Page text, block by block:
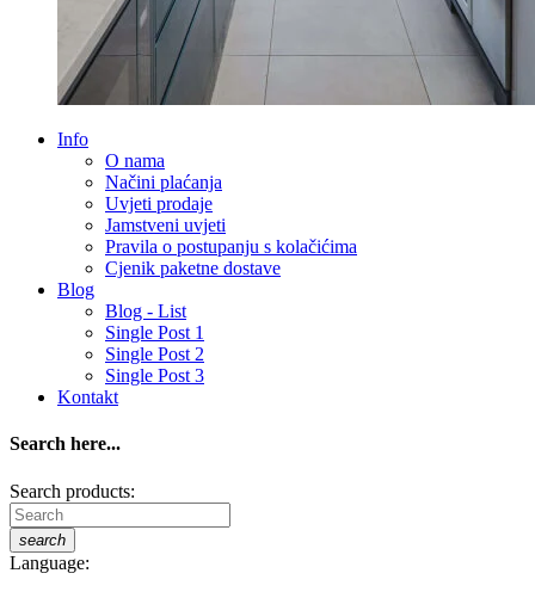
Info
O nama
Načini plaćanja
Uvjeti prodaje
Jamstveni uvjeti
Pravila o postupanju s kolačićima
Cjenik paketne dostave
Blog
Blog - List
Single Post 1
Single Post 2
Single Post 3
Kontakt
Search here...
Search products:
search
Language: